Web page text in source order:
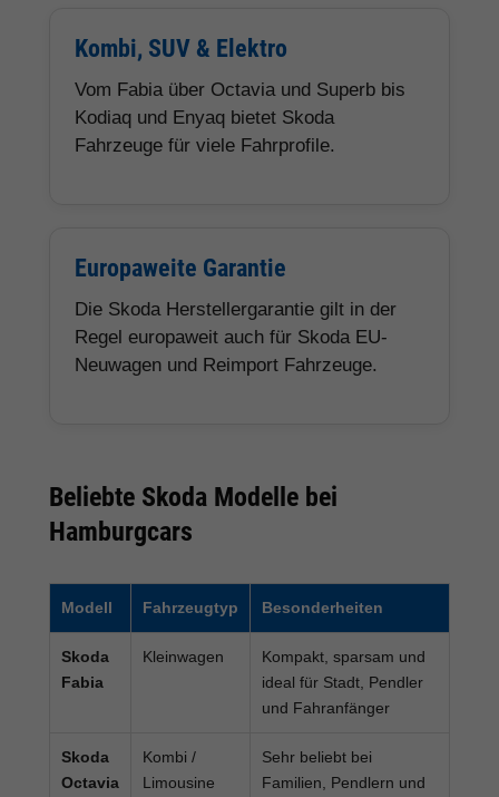
Kombi, SUV & Elektro
Vom Fabia über Octavia und Superb bis
Kodiaq und Enyaq bietet Skoda
Fahrzeuge für viele Fahrprofile.
Europaweite Garantie
Die Skoda Herstellergarantie gilt in der
Regel europaweit auch für Skoda EU-
Neuwagen und Reimport Fahrzeuge.
Beliebte Skoda Modelle bei
Hamburgcars
Modell Fahrzeugtyp Besonderheiten
Skoda
Fabia
Kleinwagen
Kompakt, sparsam und
ideal für Stadt, Pendler
und Fahranfänger
Skoda
Octavia
Kombi /
Limousine
Sehr beliebt bei
Familien, Pendlern und